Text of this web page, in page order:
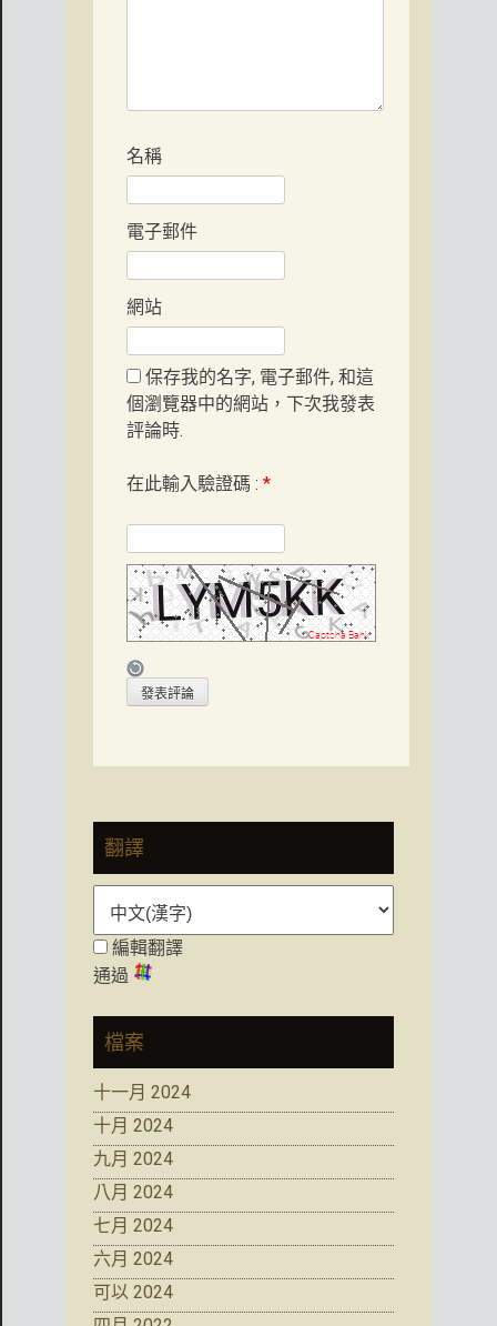
名稱
電子郵件
網站
保存我的名字, 電子郵件, 和這
個瀏覽器中的網站，下次我發表
評論時.
在此輸入驗證碼 : *
翻譯
編輯翻譯
通過
檔案
十一月 2024
十月 2024
九月 2024
八月 2024
七月 2024
六月 2024
可以 2024